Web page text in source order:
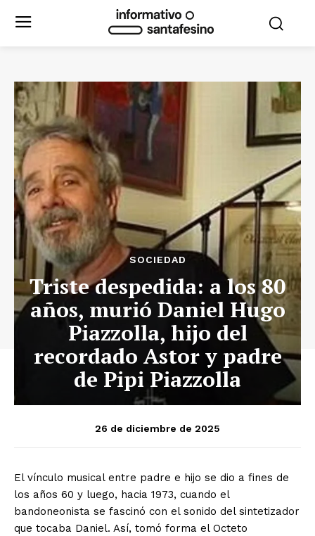
SOCIEDAD
Triste despedida: a los 80
años, murió Daniel Hugo
Piazzolla, hijo del
recordado Astor y padre
de Pipi Piazzolla
26 de diciembre de 2025
El vínculo musical entre padre e hijo se dio a fines de
los años 60 y luego, hacia 1973, cuando el
bandoneonista se fascinó con el sonido del sintetizador
que tocaba Daniel. Así, tomó forma el Octeto